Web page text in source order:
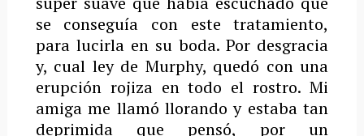
se conseguía con este tratamiento,
para lucirla en su boda. Por desgracia
y, cual ley de Murphy, quedó con una
erupción rojiza en todo el rostro. Mi
amiga me llamó llorando y estaba tan
deprimida que pensó, por un